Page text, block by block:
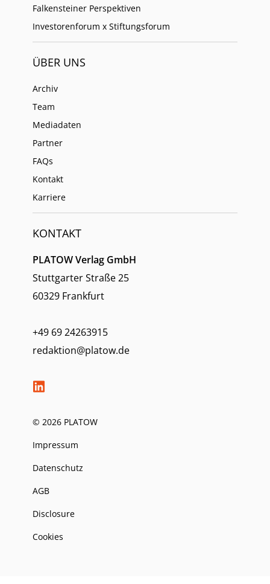
Falkensteiner Perspektiven
Investorenforum x Stiftungsforum
ÜBER UNS
Archiv
Team
Mediadaten
Partner
FAQs
Kontakt
Karriere
KONTAKT
PLATOW Verlag GmbH
Stuttgarter Straße 25
60329 Frankfurt
+49 69 24263915
redaktion@platow.de
© 2026 PLATOW
Impressum
Datenschutz
AGB
Disclosure
Cookies